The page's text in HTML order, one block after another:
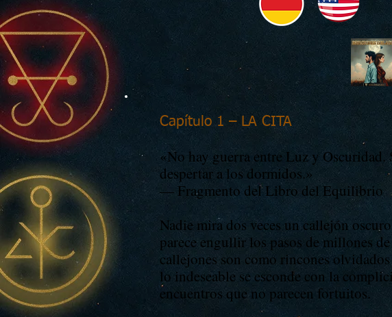
Capítulo 1 – LA CITA
«No hay guerra entre Luz y
despertar a los dormidos.»
— Fragmento del Libro del Equilibrio
Nadie mira dos veces un callejón
parece engullir los pasos de millones
callejones son como rincones
lo indeseable se esconde con la
encuentros que no parecen fortuitos.